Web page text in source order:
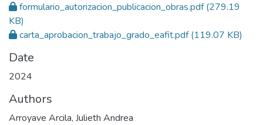
formulario_autorizacion_publicacion_obras.pdf(279.19
KB)
carta_aprobacion_trabajo_grado_eafit.pdf(119.07 KB)
Date
2024
Authors
Arroyave Arcila, Julieth Andrea